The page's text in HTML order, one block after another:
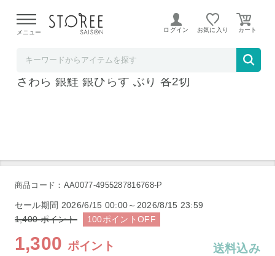
よる配送遅延が発生しております。
メニュー ログイン お気に入り
人形町 浜の院 江戸甘味噌仕立て 8切 浜町漬
さわら 銀鮭 銀ひらす ぶり 各2切
商品コード：AA0077-4955287816768-P
セール期間 2026/6/15 00:00～2026/8/15 23:59
1,400ポイント 100ポイントOFF
1,300 ポイント 送料込み